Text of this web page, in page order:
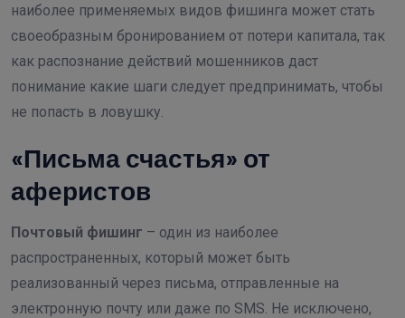
наиболее применяемых видов фишинга может стать
своеобразным бронированием от потери капитала, так
как распознание действий мошенников даст
понимание какие шаги следует предпринимать, чтобы
не попасть в ловушку.
«Письма счастья» от
аферистов
Почтовый фишинг – один из наиболее
распространенных, который может быть
реализованный через письма, отправленные на
электронную почту или даже по SMS. Не исключено,